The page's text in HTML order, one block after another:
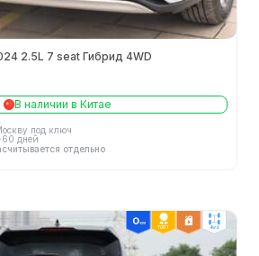
(¥) -
(л)
(шт.) 5
2.5L 7 seat Гибрид 4WD
В наличии в Китае
под ключ
дней
отдельно
4wd